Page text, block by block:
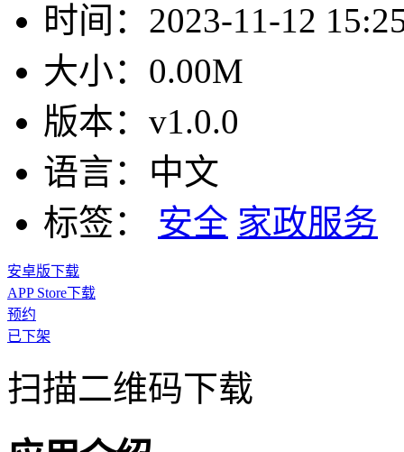
时间： 2023-11-12
大小： 0.00M
版本： v1.0.0
语言： 中文
标签：
安全 家政服务
安卓版下载
APP Store下载
预约
已下架
扫描二维码下载